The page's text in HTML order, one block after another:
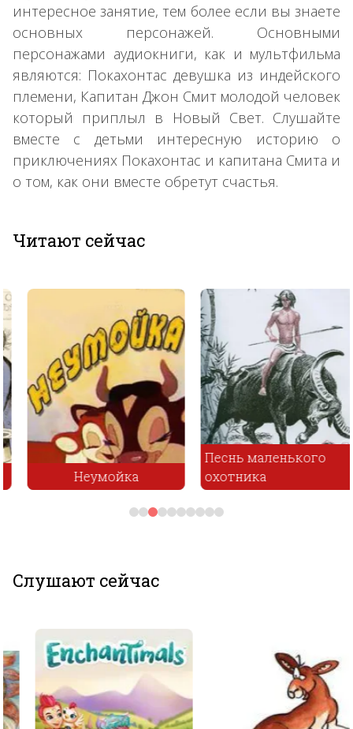
интересное занятие, тем более если вы знаете
основных персонажей. Основными
персонажами аудиокниги, как и мультфильма
являются: Покахонтас девушка из индейского
племени, Капитан Джон Смит молодой человек
который приплыл в Новый Свет. Слушайте
вместе с детьми интересную историю о
приключениях Покахонтас и капитана Смита и
о том, как они вместе обретут счастья.
Читают сейчас
Неумойка
Песнь маленького
охотника
Слушают сейчас